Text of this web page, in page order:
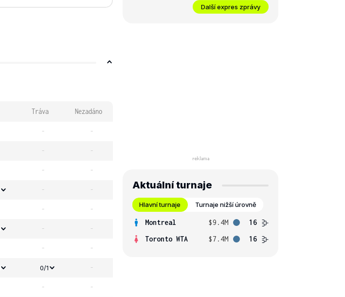
Tráva Nezadáno
- -
- -
- -
- -
- -
- -
- -
0/1 -
- -
Další expres zprávy
Aktuální turnaje
Hlavní turnaje Turnaje nižší úrovně
Montreal $9.4M
16
Toronto WTA
$7.4M 16